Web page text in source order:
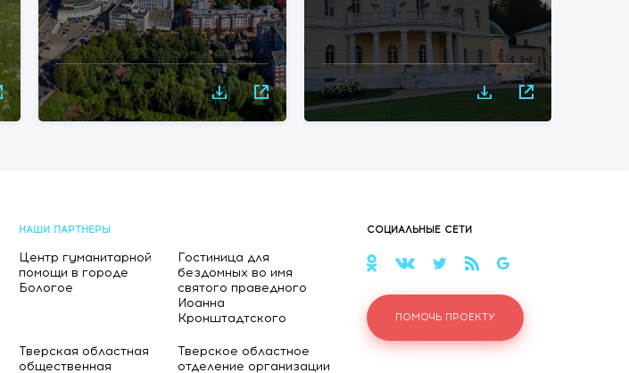
НАШИ ПАРТНЕРЫ
Центр гуманитарной
помощи в городе
Бологое
Гостиница для
бездомных во имя
святого праведного
Иоанна
Кронштадтского
Тверская областная
общественная
Тверское областное
отделение организации
СОЦИАЛЬНЫЕ СЕТИ
ПОМОЧЬ ПРОЕКТУ